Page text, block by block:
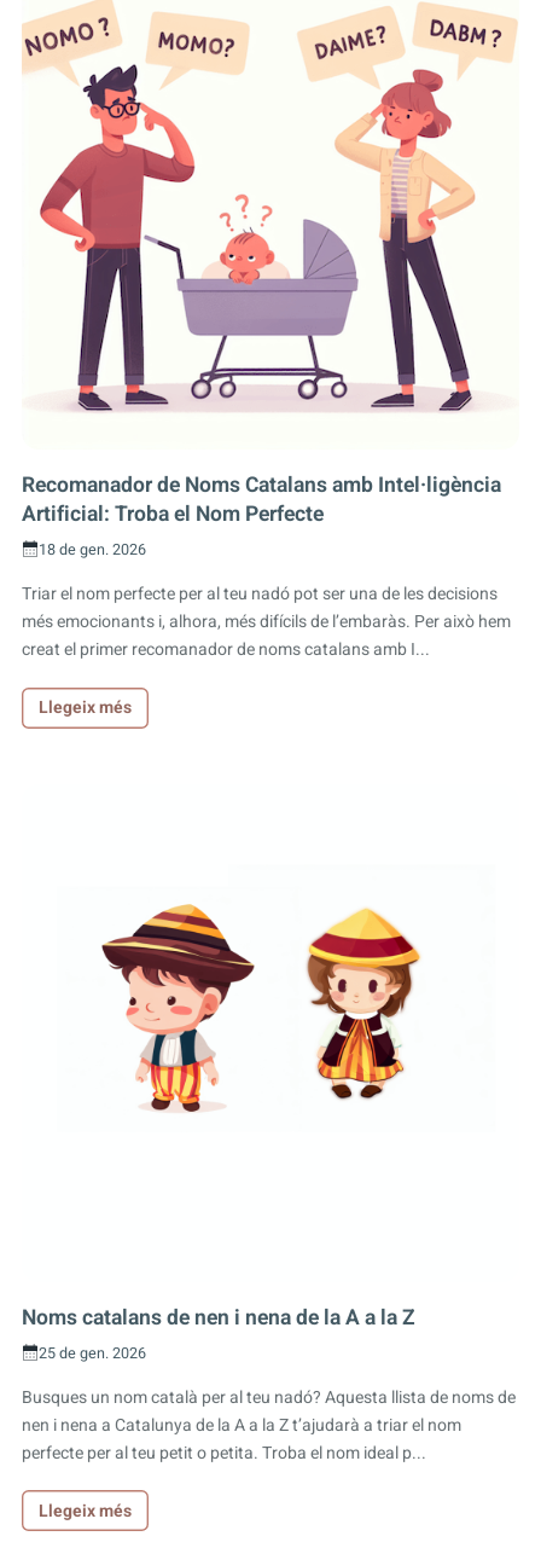
Recomanador de Noms Catalans amb Intel·ligència
Artificial: Troba el Nom Perfecte
18 de gen. 2026
Triar el nom perfecte per al teu nadó pot ser una de les decisions
més emocionants i, alhora, més difícils de l’embaràs. Per això hem
creat el primer recomanador de noms catalans amb I...
Llegeix més
Noms catalans de nen i nena de la A a la Z
25 de gen. 2026
Busques un nom català per al teu nadó? Aquesta llista de noms de
nen i nena a Catalunya de la A a la Z t’ajudarà a triar el nom
perfecte per al teu petit o petita. Troba el nom ideal p...
Llegeix més